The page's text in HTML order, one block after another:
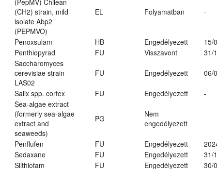
(PepMV) Chilean
(CH2) strain, mild
isolate Abp2
(PEPMVO)
EL Folyamatban -
Penoxsulam HB Engedélyezett
15/
Penthiopyrad
FU Visszavont
31/
Saccharomyces
cerevisiae strain
LAS02
FU Engedélyezett 06/
Salix spp. cortex FU Engedélyezett
-
Sea-algae extract
(formerly sea-algae
extract and
seaweeds)
PG
Nem
engedélyezett
Penflufen FU Engedélyezett
Sedaxane
FU Engedélyezett
31/
Silthiofam
FU Engedélyezett 30/